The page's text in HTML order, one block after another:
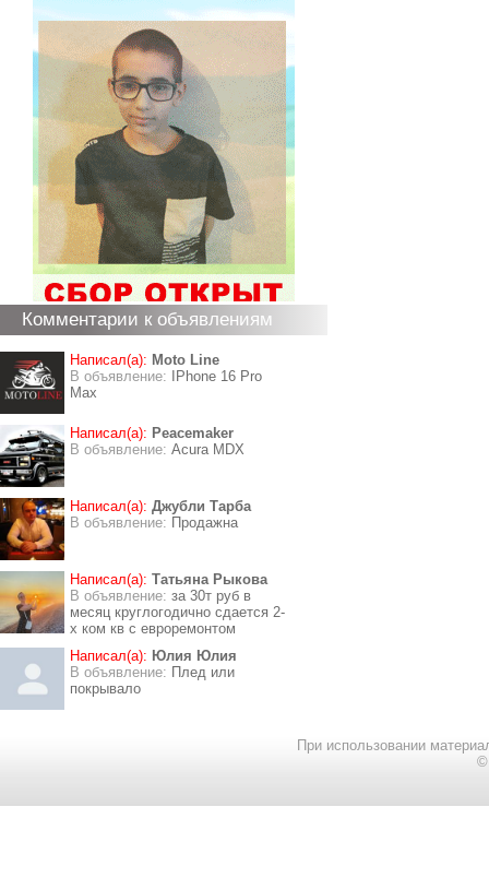
Комментарии к объявлениям
Написал(а): Moto Line
В объявление:
IPhone 16 Pro
Max
Написал(а): Peacemaker
В объявление: Acura MDX
Написал(а): Джубли Тарба
В объявление: Продажна
Написал(а): Татьяна Рыкова
В объявление: за 30т руб в
месяц круглогодично сдается 2-
х ком кв с евроремонтом
Написал(а): Юлия Юлия
В объявление: Плед или
покрывало
При использовании